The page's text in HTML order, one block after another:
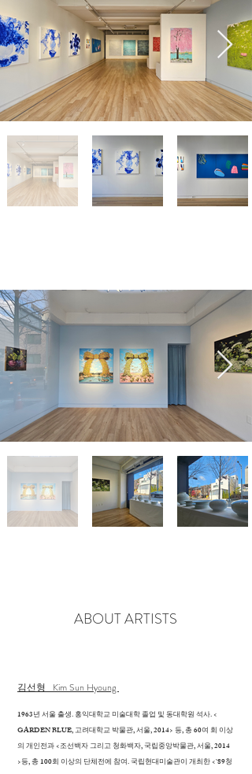
ABOUT ARTISTS
김선형 Kim Sun Hyoung
1963년 서울 출생. 홍익대학교 미술대학 졸업 및 동대학원 석사. <
GARDEN BLUE, 고려대학교 박물관, 서울, 2014> 등, 총 60여 회 이상
의 개인전과 <조선백자 그리고 청화백자, 국립중앙박물관, 서울, 2014
>등, 총 100회 이상의 단체전에 참여. 국립현대미술관이 개최한 <`89청